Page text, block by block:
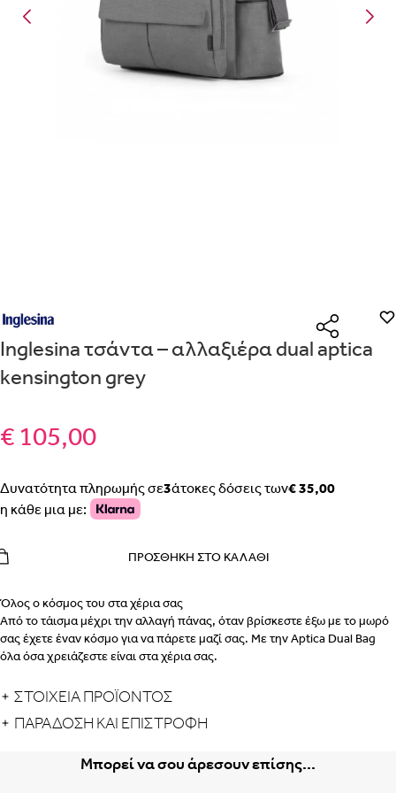
Inglesina τσάντα – αλλαξιέρα dual aptica
kensington grey
€ 105,00
Δυνατότητα πληρωμής σε3άτοκες δόσεις των€ 35,00
η κάθε μια με:
ΠΡΟΣΘΉΚΗ ΣΤΟ ΚΑΛΆΘΙ
Όλος ο κόσμος του στα χέρια σας
Από το τάισμα μέχρι την αλλαγή πάνας, όταν βρίσκεστε έξω με το μωρό
σας έχετε έναν κόσμο για να πάρετε μαζί σας. Με την Aptica Dual Bag
όλα όσα χρειάζεστε είναι στα χέρια σας.
τσέπες και τις πολυάριθμες θήκες, πάντα θα τα έχετε όλα σε τάξη, για να
εύκολα. Συμβατή με όλες τις εκδόσεις χρώματος του συστήματος
Η άνεση κινείται με στυλ
ΣΤΟΙΧΕΙΑ ΠΡΟΪΟΝΤΟΣ
ΠΑΡΆΔΟΣΗ ΚΑΙ ΕΠΙΣΤΡΟΦΉ
Μπορεί να σου άρεσουν επίσης...
Με την προσφοράθα λάβεις δωρεάν το είδος με τη
χαμηλότερη τιμή αν αγοράσεις τουλάχιστον
Με την προσφοράκερδίζεις έκπτωση
στο καλάθι, αν
με την ειδική σήμανση.
Είναι για δώρο;
ΝΑΙ